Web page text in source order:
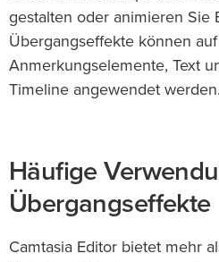
gestalten oder animieren Sie
Übergangseffekte können
Anmerkungselemente, Text
Timeline angewendet werden.
Häufige
Übergangseffekte
Camtasia Editor bietet mehr